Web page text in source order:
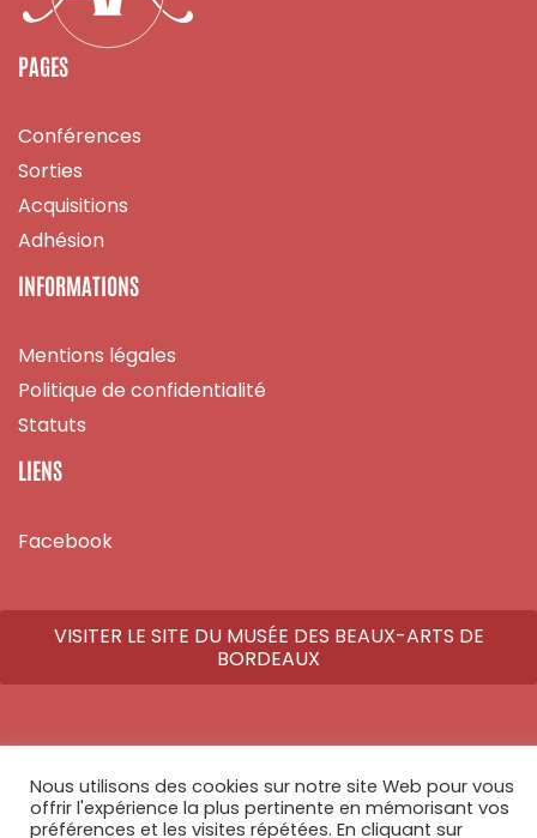
PAGES
Conférences
Sorties
Acquisitions
Adhésion
INFORMATIONS
Mentions légales
Politique de confidentialité
Statuts
LIENS
Facebook
VISITER LE SITE DU MUSÉE DES BEAUX-ARTS DE
BORDEAUX
© Copyright 2026 - Tous droits réservés - Réalisé parAthome Studio
Nous utilisons des cookies sur notre site Web pour vous
offrir l'expérience la plus pertinente en mémorisant vos
préférences et les visites répétées. En cliquant sur